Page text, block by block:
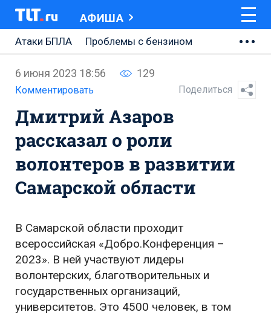
АФИША
Атаки БПЛА
Проблемы с бензином
Ремонт Центральной площади
Ремонт Обводного шоссе
Набережная Тольятти
Неделя Тольятти
6 июня 2023 18:56 129
Комментировать Поделиться
Дмитрий Азаров
рассказал о роли
волонтеров в развитии
Самарской области
В Самарской области проходит
всероссийская «Добро.Конференция –
2023». В ней участвуют лидеры
волонтерских, благотворительных и
государственных организаций,
университетов. Это 4500 человек, в том